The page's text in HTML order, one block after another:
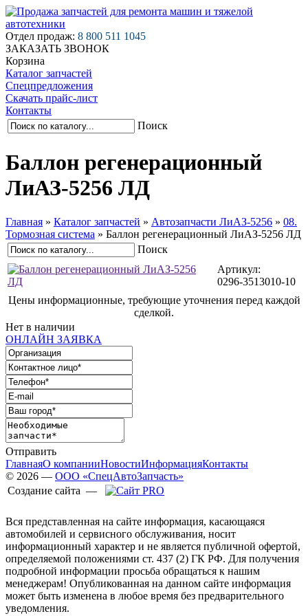
Отдел продаж: 8 800 511 1045
ЗАКАЗАТЬ ЗВОНОК
Корзина
Каталог запчастей
Спецпредложения
Скачать прайс-лист
Контакты
Поиск
Баллон регенерационный
ЛиАЗ-5256 ЛД
Главная » Каталог запчастей » Автозапчасти ЛиАЗ-5256 » 08.
Тормозная система » Баллон регенерационный ЛиАЗ-5256 ЛД
Поиск
Артикул:
0296-3513010-10
Цены информационные, требующие уточнения перед каждой
сделкой.
Нет в наличии
ОНЛАЙН ЗАЯВКА
Отправить
ГлавнаяО компанииНовостиИнформацияКонтакты
© 2026 — ООО «СпецАвтоЗапчасть»
Создание сайта —
Вся представленная на сайте информация, касающаяся
автомобилей и сервисного обслуживания, носит
информационный характер и не является публичной офертой,
определяемой положениями ст. 437 (2) ГК РФ. Для получения
подробной информации просьба обращаться к нашим
менеджерам! Опубликованная на данном сайте информация
может быть изменена в любое время без предварительного
уведомления.